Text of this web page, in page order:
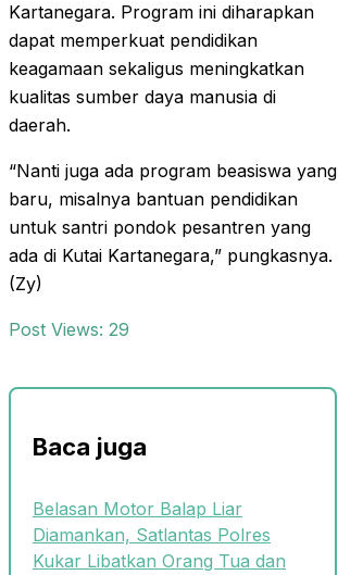
Kartanegara. Program ini diharapkan
dapat memperkuat pendidikan
keagamaan sekaligus meningkatkan
kualitas sumber daya manusia di
daerah.
“Nanti juga ada program beasiswa yang
baru, misalnya bantuan pendidikan
untuk santri pondok pesantren yang
ada di Kutai Kartanegara,” pungkasnya.
(Zy)
Post Views: 29
Baca juga
Belasan Motor Balap Liar
Diamankan, Satlantas Polres
Kukar Libatkan Orang Tua dan